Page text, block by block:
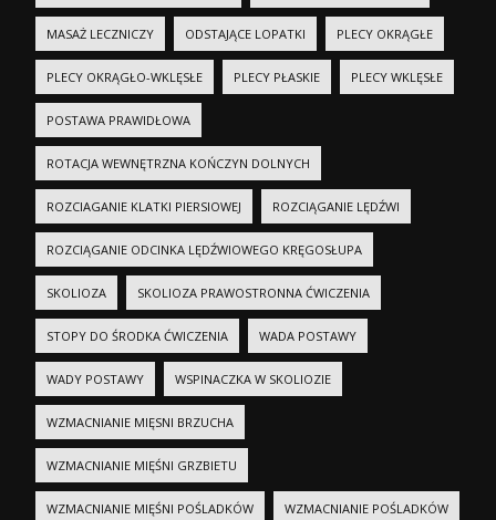
MASAŻ LECZNICZY ODSTAJĄCE LOPATKI PLECY OKRĄGŁE
PLECY OKRĄGŁO-WKLĘSŁE PLECY PŁASKIE PLECY WKLĘSŁE
POSTAWA PRAWIDŁOWA
ROTACJA WEWNĘTRZNA KOŃCZYN DOLNYCH
ROZCIAGANIE KLATKI PIERSIOWEJ ROZCIĄGANIE LĘDŹWI
ROZCIĄGANIE ODCINKA LĘDŹWIOWEGO KRĘGOSŁUPA
SKOLIOZA SKOLIOZA PRAWOSTRONNA ĆWICZENIA
STOPY DO ŚRODKA ĆWICZENIA WADA POSTAWY
WADY POSTAWY WSPINACZKA W SKOLIOZIE
WZMACNIANIE MIĘSNI BRZUCHA
WZMACNIANIE MIĘŚNI GRZBIETU
WZMACNIANIE MIĘŚNI POŚLADKÓW WZMACNIANIE POŚLADKÓW